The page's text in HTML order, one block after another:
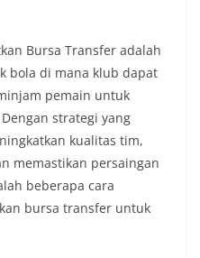
Bursa Transfer adalah
bola di mana klub dapat
pemain untuk
strategi yang
kualitas tim,
memastikan persaingan
beberapa cara
bursa transfer untuk